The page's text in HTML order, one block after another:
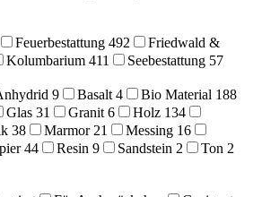
Feuerbestattung 492
Friedwald &
Kolumbarium 411 Seebestattung 57
9 Basalt 4 Bio Material 188
Glas 31 Granit 6 Holz 134
38 Marmor 21 Messing 16
44 Resin 9 Sandstein 2 Ton 2